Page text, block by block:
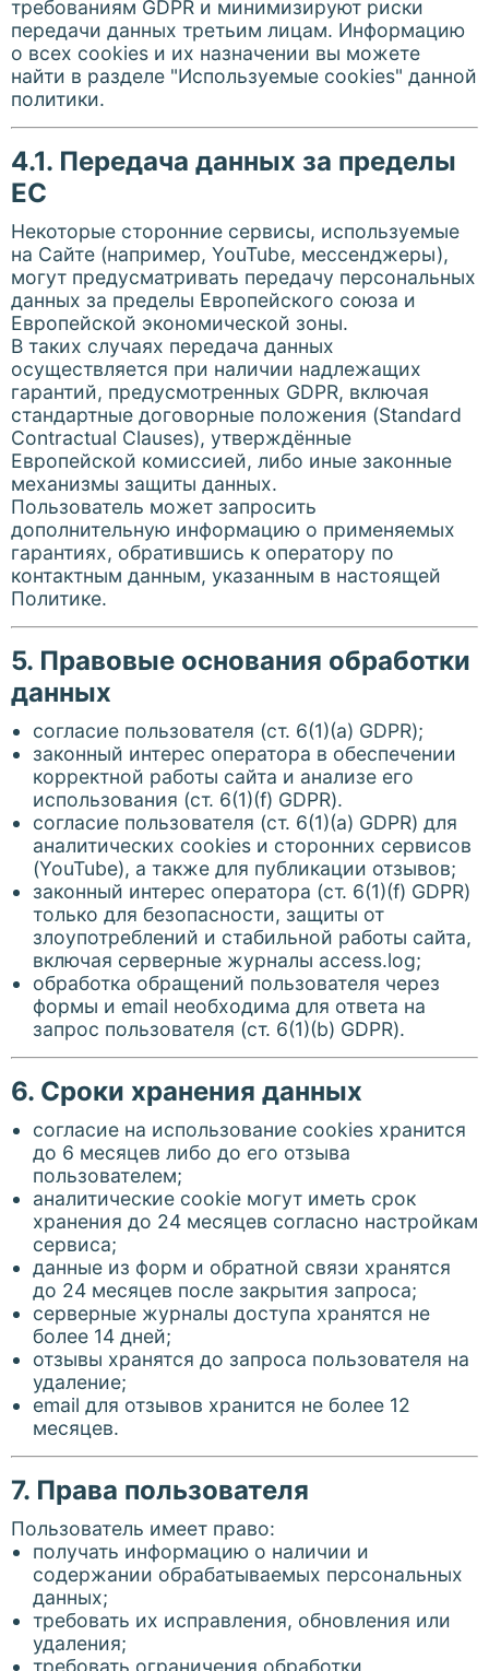
требованиям GDPR и минимизируют риски
передачи данных третьим лицам. Информацию
о всех cookies и их назначении вы можете
найти в разделе "Используемые cookies" данной
политики.
4.1. Передача данных за пределы
ЕС
Некоторые сторонние сервисы, используемые
на Сайте (например, YouTube, мессенджеры),
могут предусматривать передачу персональных
данных за пределы Европейского союза и
Европейской экономической зоны.
В таких случаях передача данных
осуществляется при наличии надлежащих
гарантий, предусмотренных GDPR, включая
стандартные договорные положения (Standard
Contractual Clauses), утверждённые
Европейской комиссией, либо иные законные
механизмы защиты данных.
Пользователь может запросить
дополнительную информацию о применяемых
гарантиях, обратившись к оператору по
контактным данным, указанным в настоящей
Политике.
5. Правовые основания обработки
данных
согласие пользователя (ст. 6(1)(a) GDPR);
законный интерес оператора в обеспечении
корректной работы сайта и анализе его
использования (ст. 6(1)(f) GDPR).
согласие пользователя (ст. 6(1)(a) GDPR) для
аналитических cookies и сторонних сервисов
(YouTube), а также для публикации отзывов;
законный интерес оператора (ст. 6(1)(f) GDPR)
только для безопасности, защиты от
злоупотреблений и стабильной работы сайта,
включая серверные журналы access.log;
обработка обращений пользователя через
формы и email необходима для ответа на
запрос пользователя (ст. 6(1)(b) GDPR).
6. Сроки хранения данных
согласие на использование cookies хранится
до 6 месяцев либо до его отзыва
пользователем;
аналитические cookie могут иметь срок
хранения до 24 месяцев согласно настройкам
сервиса;
данные из форм и обратной связи хранятся
до 24 месяцев после закрытия запроса;
серверные журналы доступа хранятся не
более 14 дней;
отзывы хранятся до запроса пользователя на
удаление;
email для отзывов хранится не более 12
месяцев.
7. Права пользователя
Пользователь имеет право:
получать информацию о наличии и
содержании обрабатываемых персональных
данных;
требовать их исправления, обновления или
удаления;
требовать ограничения обработки